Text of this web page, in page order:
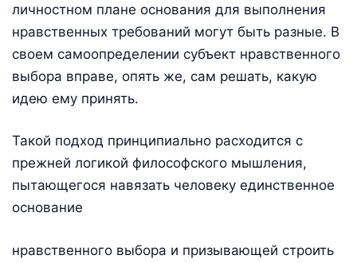
личностном плане основания для выполнения
нравственных требований могут быть разные. В
своем самоопределении субъект нравственного
выбора вправе, опять же, сам решать, какую
идею ему принять.
Такой подход принципиально расходится с
прежней логикой философского мышления,
пытающегося навязать человеку единственное
основание
нравственного выбора и призывающей строить